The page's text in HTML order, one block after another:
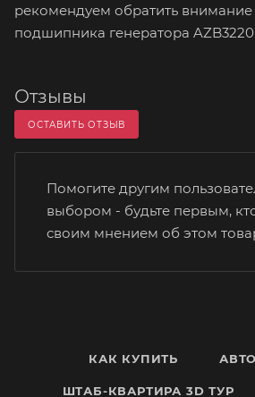
рекомендуем обратить внимание
подшипника генератора
Отзывы
ОСТАВИТЬ ОТЗЫВ
Помогите другим
выбором - будьте первым,
своим мнением об этом
КАК КУПИТЬ
ШТАБ-КВАРТИРА 3D ТУР